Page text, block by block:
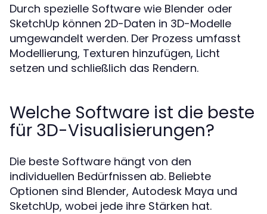
Durch spezielle Software wie Blender oder
SketchUp können 2D-Daten in 3D-Modelle
umgewandelt werden. Der Prozess umfasst
Modellierung, Texturen hinzufügen, Licht
setzen und schließlich das Rendern.
Welche Software ist die beste
für 3D-Visualisierungen?
Die beste Software hängt von den
individuellen Bedürfnissen ab. Beliebte
Optionen sind Blender, Autodesk Maya und
SketchUp, wobei jede ihre Stärken hat.